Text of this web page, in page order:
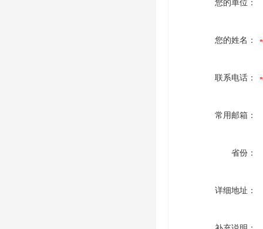
您的单位：
您的姓名：
联系电话：
常用邮箱：
省份：
详细地址：